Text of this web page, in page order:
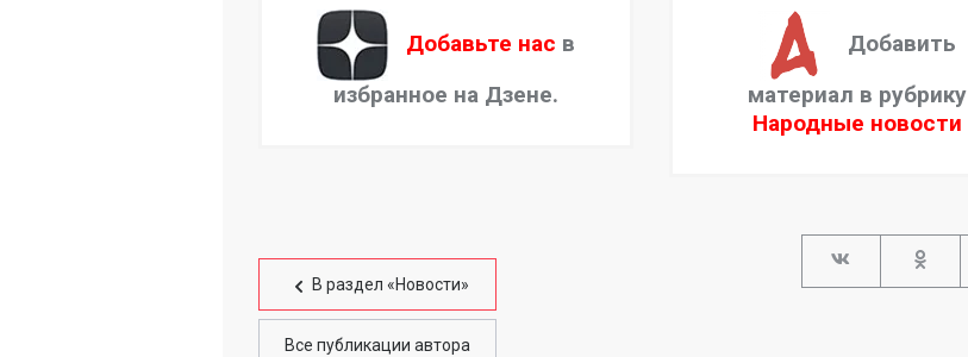
Добавьте нас в
избранное на Дзене.
Добавить
материал в рубрику
Народные новости
В раздел «Новости»
Все публикации автора